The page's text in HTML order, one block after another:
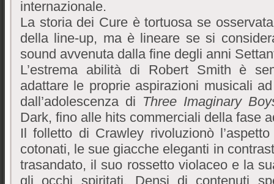
internazionale.
La storia dei Cure è tortuosa se
della line-up, ma è lineare se si
sound avvenuta dalla fine degli anni
L’estrema abilità di Robert Smith è
adattare le proprie aspirazioni musicali
dall’adolescenza di Three Imaginary
Dark, fino alle hits commerciali della fase
Il folletto di Crawley rivoluzionò
cotonati, le sue giacche eleganti in
trasandato, il suo rossetto violaceo e la
gli occhi spiritati. Densi di contenuti